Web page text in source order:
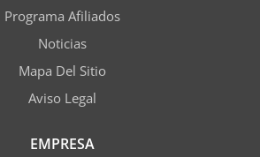
Programa Afiliados
Noticias
Mapa Del Sitio
Aviso Legal
EMPRESA